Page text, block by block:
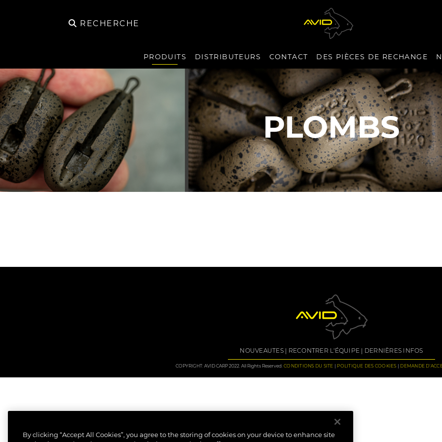
RECHERCHE
PRODUITS DISTRIBUTEURS CONTACT DES PIÈCES DE RECHANGE
PLOMBS
NOUVEAUTES RECONTRER L'ÉQUIPE DERNIÈRES INFOS
COPYRIGHT: AVID CARP 2022. All Rights Reserved. CONDITIONS DU SITE POLITIQUE DES COOKIES DEMANDE
By clicking “Accept All Cookies”, you agree to the storing of cookies on your device to enhance site